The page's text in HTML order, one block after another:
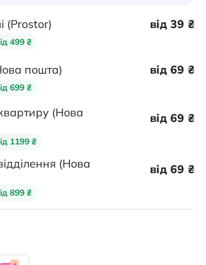
(Prostor)
499 ₴
від 39 ₴
пошта)
699 ₴
від 69 ₴
(Нова
1199 ₴
від 69 ₴
(Нова
899 ₴
від 69 ₴